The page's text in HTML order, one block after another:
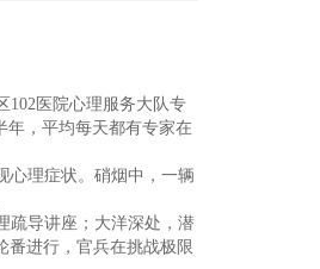
医院心理服务大队专
年，平均每天都有专家在
心理症状。硝烟中，一辆
疏导讲座；大洋深处，潜
番进行，官兵在挑战极限